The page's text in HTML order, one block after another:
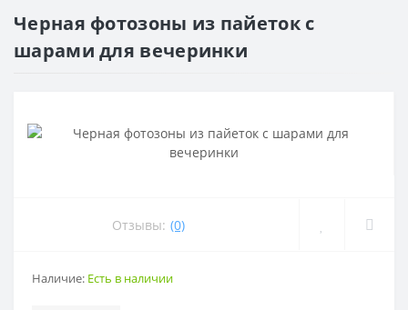
Черная фотозоны из пайеток с
шарами для вечеринки
Отзывы: (0)
Наличие: Есть в наличии